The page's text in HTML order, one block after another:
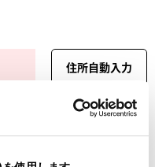
住所自動入力